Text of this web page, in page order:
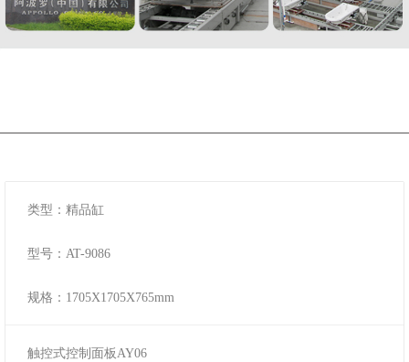
类型：精品缸
型号：AT-9086
规格：1705X1705X765mm
触控式控制面板AY06